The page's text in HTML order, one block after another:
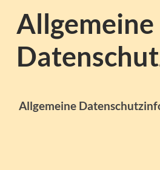
Allgemeine
Allgemeine